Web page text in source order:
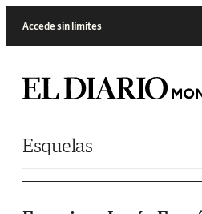
Accede sin límites
Esquelas